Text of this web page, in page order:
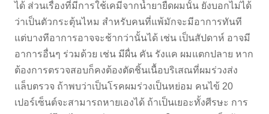
ได้ ส่วนเรื่องที่มีการใช้เคมีจากน้ำยายืดผมนั้น ยังบอกไม่ได้
ว่าเป็นตัวกระตุ้นไหม สำหรับคนที่แพ้มักจะมีอาการทันที
แต่บางทีอาการอาจจะช้ากว่านั้นได้ เช่น เป็นสัปดาห์ อาจมี
อาการอื่นๆ ร่วมด้วย เช่น มีผื่น คัน รังแค ผมแตกปลาย หาก
ต้องการตรวจสอบก็คงต้องตัดชิ้นเนื้อบริเสณที่ผมร่วงส่ง
แล็บตรวจ ถ้าพบว่าเป็นโรคผมร่วงเป็นหย่อม คนไข้ 20
เปอร์เซ็นต์จะสามารถหายเองได้ ถ้าเป็นเยอะทั้งศีรษะ การ